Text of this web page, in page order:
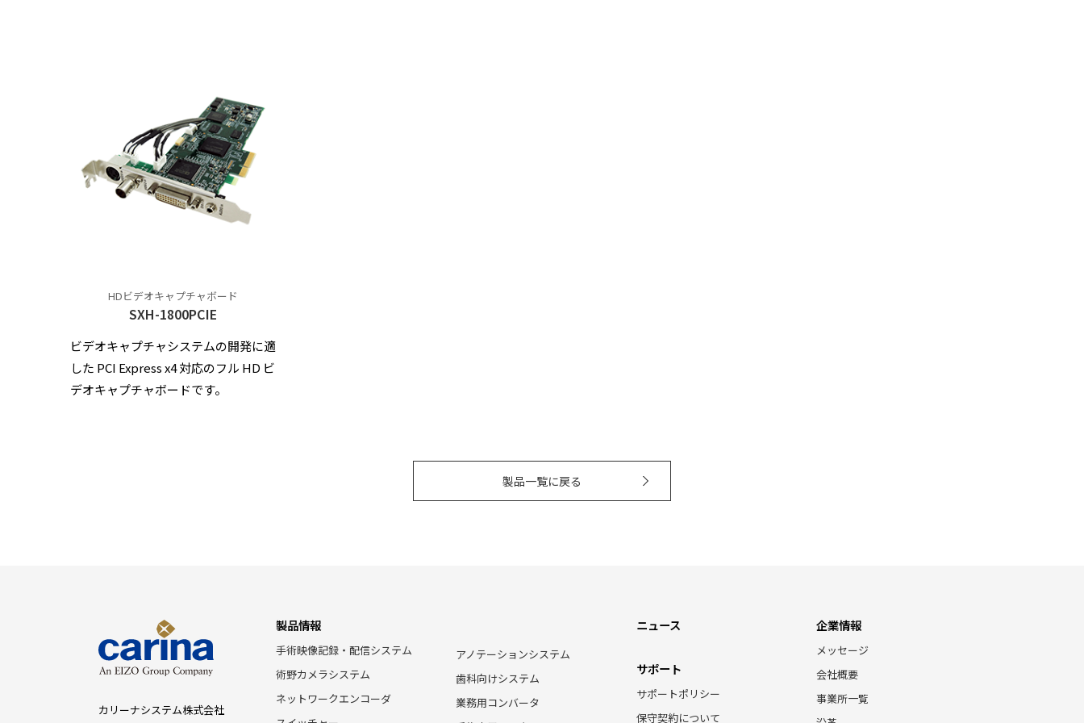
HDビデオキャプチャボード
SXH-1800PCIE
ビデオキャプチャシステムの開発に適
した PCI Express x4 対応のフル HD ビ
デオキャプチャボードです。
製品一覧に戻る
カリーナシステム株式会社
製品情報
手術映像記録・配信システム
術野カメラシステム
ネットワークエンコーダ
アノテーションシステム
歯科向けシステム
業務用コンバータ
ニュース
サポート
サポートポリシー
保守契約について
企業情報
メッセージ
会社概要
事業所一覧